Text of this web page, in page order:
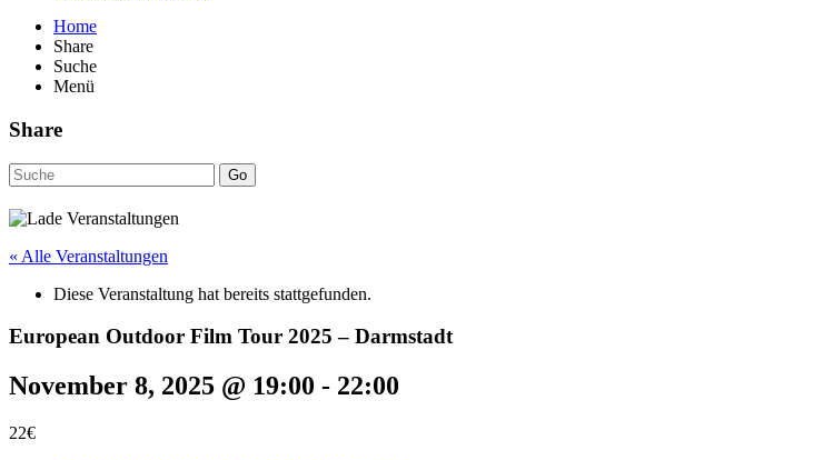
Home
Share
Suche
Menü
Share
Go
« Alle Veranstaltungen
Diese Veranstaltung hat bereits stattgefunden.
European Outdoor Film Tour 2025 – Darmstadt
November 8, 2025 @ 19:00 - 22:00
22€